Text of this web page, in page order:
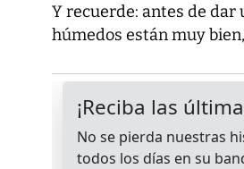
Y recuerde: antes de dar
húmedos están muy